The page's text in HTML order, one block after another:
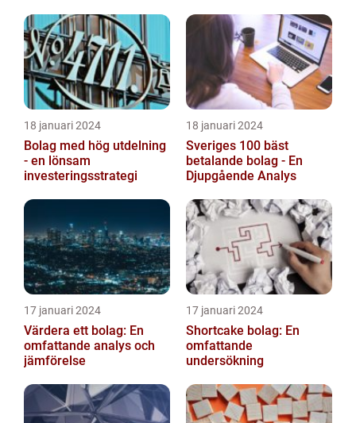
18 januari 2024
Bolag med hög utdelning
- en lönsam
investeringsstrategi
18 januari 2024
Sveriges 100 bäst
betalande bolag - En
Djupgående Analys
17 januari 2024
Värdera ett bolag: En
omfattande analys och
jämförelse
17 januari 2024
Shortcake bolag: En
omfattande
undersökning